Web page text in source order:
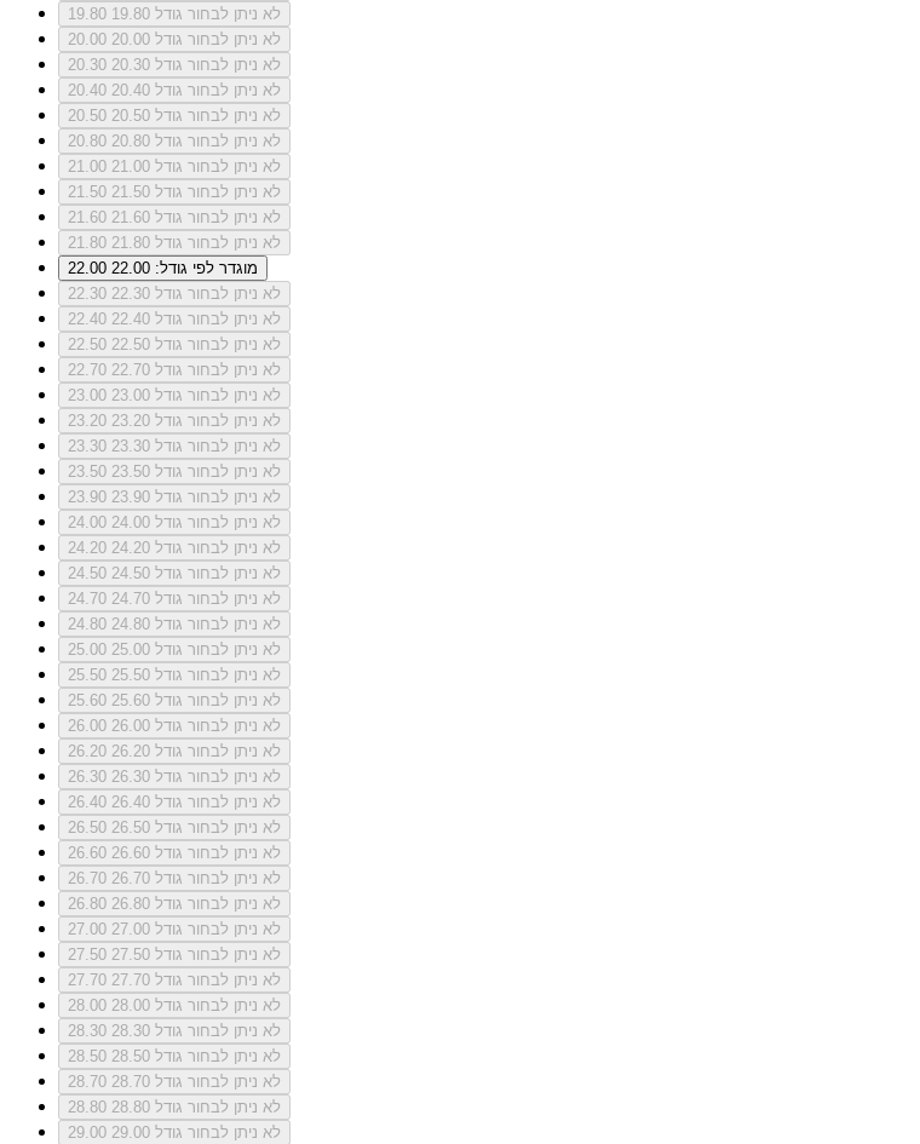
19.80
לא ניתן לבחור גודל 19.80
20.00
לא ניתן לבחור גודל 20.00
20.30
לא ניתן לבחור גודל 20.30
20.40
לא ניתן לבחור גודל 20.40
20.50
לא ניתן לבחור גודל 20.50
20.80
לא ניתן לבחור גודל 20.80
21.00
לא ניתן לבחור גודל 21.00
21.50
לא ניתן לבחור גודל 21.50
21.60
לא ניתן לבחור גודל 21.60
21.80
לא ניתן לבחור גודל 21.80
22.00
מוגדר לפי גודל: 22.00
22.30
לא ניתן לבחור גודל 22.30
22.40
לא ניתן לבחור גודל 22.40
22.50
לא ניתן לבחור גודל 22.50
22.70
לא ניתן לבחור גודל 22.70
23.00
לא ניתן לבחור גודל 23.00
23.20
לא ניתן לבחור גודל 23.20
23.30
לא ניתן לבחור גודל 23.30
23.50
לא ניתן לבחור גודל 23.50
23.90
לא ניתן לבחור גודל 23.90
24.00
לא ניתן לבחור גודל 24.00
24.20
לא ניתן לבחור גודל 24.20
24.50
לא ניתן לבחור גודל 24.50
24.70
לא ניתן לבחור גודל 24.70
24.80
לא ניתן לבחור גודל 24.80
25.00
לא ניתן לבחור גודל 25.00
25.50
לא ניתן לבחור גודל 25.50
25.60
לא ניתן לבחור גודל 25.60
26.00
לא ניתן לבחור גודל 26.00
26.20
לא ניתן לבחור גודל 26.20
26.30
לא ניתן לבחור גודל 26.30
26.40
לא ניתן לבחור גודל 26.40
26.50
לא ניתן לבחור גודל 26.50
26.60
לא ניתן לבחור גודל 26.60
26.70
לא ניתן לבחור גודל 26.70
26.80
לא ניתן לבחור גודל 26.80
27.00
לא ניתן לבחור גודל 27.00
27.50
לא ניתן לבחור גודל 27.50
27.70
לא ניתן לבחור גודל 27.70
28.00
לא ניתן לבחור גודל 28.00
28.30
לא ניתן לבחור גודל 28.30
28.50
לא ניתן לבחור גודל 28.50
28.70
לא ניתן לבחור גודל 28.70
28.80
לא ניתן לבחור גודל 28.80
29.00
לא ניתן לבחור גודל 29.00